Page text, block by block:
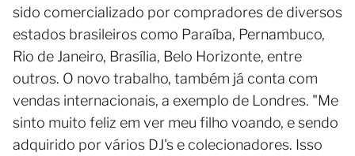
sido comercializado por compradores de diversos
estados brasileiros como Paraíba, Pernambuco,
Rio de Janeiro, Brasília, Belo Horizonte, entre
outros. O novo trabalho, também já conta com
vendas internacionais, a exemplo de Londres. "Me
sinto muito feliz em ver meu filho voando, e sendo
adquirido por vários DJ's e colecionadores. Isso